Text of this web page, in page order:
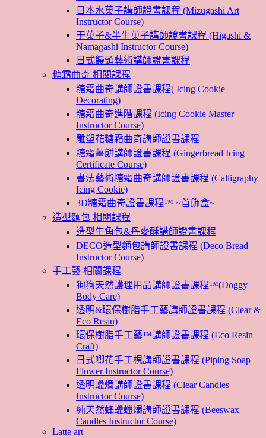
日本水菓子講師證書課程 (Mizugashi Art
Instructor Course)
干菓子&半生菓子講師證書課程 (Higashi &
Namagashi Instructor Course)
日式饅頭藝術講師證書課程
糖霜曲奇 相關課程
糖霜曲奇講師證書課程( Icing Cookie
Decorating)
糖霜曲奇進階課程 (Icing Cookie Master
Instructor Course)
雕塑花糖霜曲奇講師證書課程
糖霜薑餅講師證書課程 (Gingerbread Icing
Certificate Course)
書法藝術糖霜曲奇講師證書課程 (Calligraphy
Icing Cookie)
3D糖霜曲奇證書課程™ ~首飾盒~
造型麵包 相關課程
造型牛角包&丹麥酥講師證書課程
DECO造型麵包講師證書課程 (Deco Bread
Instructor Course)
手工藝 相關課程
狗狗天然護理用品講師證書課程™(Doggy
Body Care)
透明&環保樹脂手工藝講師證書課程 (Clear &
Eco Resin)
環保樹脂手工藝™講師證書課程 (Eco Resin
Craft)
日式唧花手工梘講師證書課程 (Piping Soap
Flower Instructor Course)
透明蠟燭講師證書課程 (Clear Candles
Instructor Course)
純天然蜂蠟蠟燭講師證書課程 (Beeswax
Candles Instructor Course)
Latte art